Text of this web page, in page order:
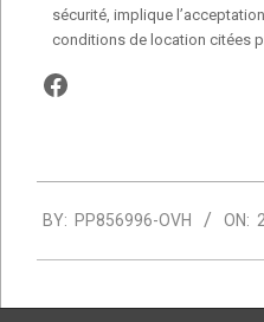
sécurité, implique
conditions de location citées
Facebook
10-
24
BY: PP856996-OVH ON: